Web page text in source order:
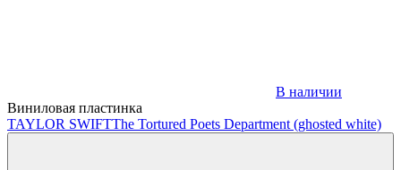
В наличии
Виниловая пластинка
TAYLOR SWIFTThe Tortured Poets Department (ghosted white)